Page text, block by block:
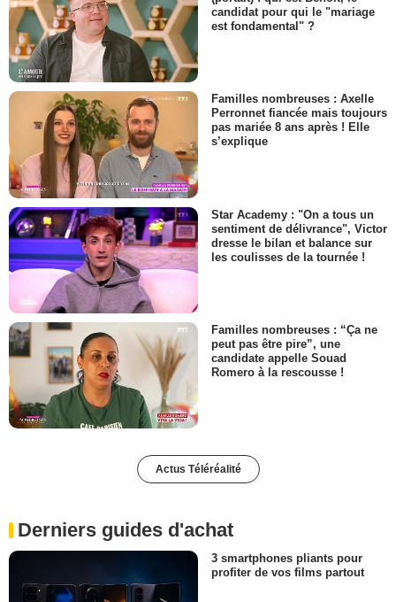
candidat pour qui le "mariage
est fondamental" ?
Familles nombreuses : Axelle
Perronnet fiancée mais toujours
pas mariée 8 ans après ! Elle
s’explique
Star Academy : "On a tous un
sentiment de délivrance", Victor
dresse le bilan et balance sur
les coulisses de la tournée !
Familles nombreuses : “Ça ne
peut pas être pire”, une
candidate appelle Souad
Romero à la rescousse !
Actus Téléréalité
Derniers guides d'achat
3 smartphones pliants pour
profiter de vos films partout